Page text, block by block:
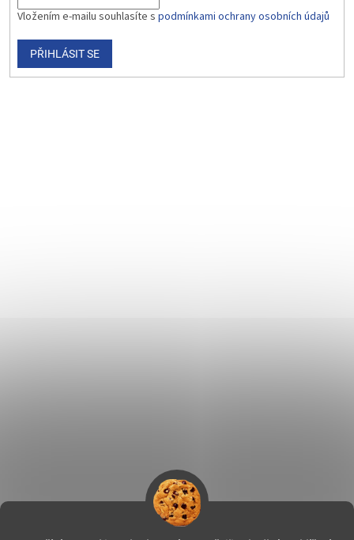
Vložením e-mailu souhlasíte s podmínkami ochrany osobních údajů
PŘIHLÁSIT SE